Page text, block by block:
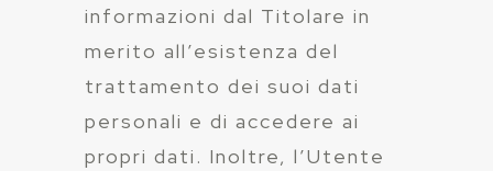
informazioni dal Titolare in
merito all’esistenza del
trattamento dei suoi dati
personali e di accedere ai
propri dati. Inoltre, l’Utente